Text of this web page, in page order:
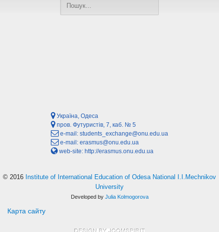
Україна, Одеса
пров. Футуристів, 7, каб. № 5
e-mail: students_exchange@onu.edu.ua
e-mail: erasmus@onu.edu.ua
web-site: http://erasmus.onu.edu.ua
© 2016 Institute of International Education of Odesa National I.I.Mechnikov
University
Developed by Julia Kolmogorova
Карта сайту